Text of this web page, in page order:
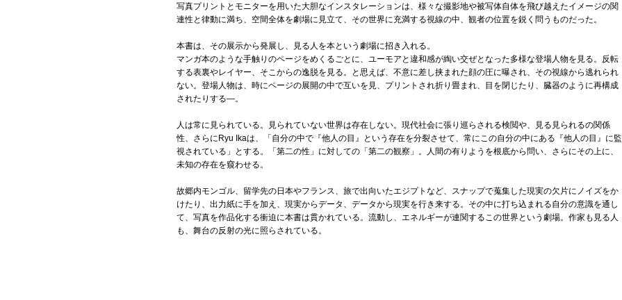
写真プリントとモニターを用いた大胆なインスタレーションは、様々な撮影地や被写体自体を飛び越えたイメージの関
連性と律動に満ち、空間全体を劇場に見立て、その世界に充満する視線の中、観者の位置を鋭く問うものだった。
本書は、その展示から発展し、見る人を本という劇場に招き入れる。
マンガ本のような手触りのページをめくるごとに、ユーモアと違和感が綯い交ぜとなった多様な登場人物を見る。反転
する表裏やレイヤー、そこからの逸脱を見る。と思えば、不意に差し挟まれた顔の圧に曝され、その視線から逃れられ
ない。登場人物は、時にページの展開の中で互いを見、プリントされ折り畳まれ、目を閉じたり、臓器のように再構成
されたりする―。
人は常に見られている。見られていない世界は存在しない。現代社会に張り巡らされる検閲や、見る見られるの関係
性、さらにRyu Ikaは、「自分の中で『他人の目』という存在を分裂させて、常にこの自分の中にある『他人の目』に監
視されている」とする。「第二の性」に対しての「第二の観察」。人間の有りようを根底から問い、さらにその上に、
未知の存在を窺わせる。
故郷内モンゴル、留学先の日本やフランス、旅で出向いたエジプトなど、スナップで蒐集した現実の欠片にノイズをか
けたり、出力紙に手を加え、現実からデータ、データから現実を行き来する。その中に打ち込まれる自分の意識を通し
て、写真を作品化する衝迫に本書は貫かれている。流動し、エネルギーが連関するこの世界という劇場。作家も見る人
も、舞台の反射の光に照らされている。